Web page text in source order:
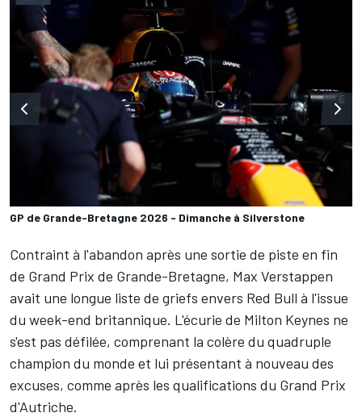
GP de Grande-Bretagne 2026 - Dimanche à Silverstone
Contraint à l'abandon après une sortie de piste en fin
de Grand Prix de Grande-Bretagne, Max Verstappen
avait une longue liste de griefs envers Red Bull à l'issue
du week-end britannique. L'écurie de Milton Keynes ne
s'est pas défilée, comprenant la colère du quadruple
champion du monde et lui présentant à nouveau des
excuses, comme après les qualifications du Grand Prix
d'Autriche.